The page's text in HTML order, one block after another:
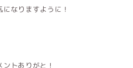
なりますように！
トありがと！